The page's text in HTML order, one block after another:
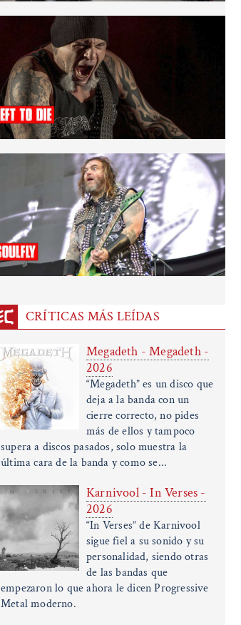
CRÍTICAS MÁS LEÍDAS
Megadeth - Megadeth -
2026
“Megadeth” es un disco que
deja a la banda con un
cierre correcto, no pides
más de ellos y tampoco
supera a discos pasados, solo muestra la
última cara de la banda y como se...
Karnivool - In Verses -
2026
“In Verses” de Karnivool
sigue fiel a su sonido y su
personalidad, siendo otras
de las bandas que
empezaron lo que ahora le dicen Progressive
Metal moderno.